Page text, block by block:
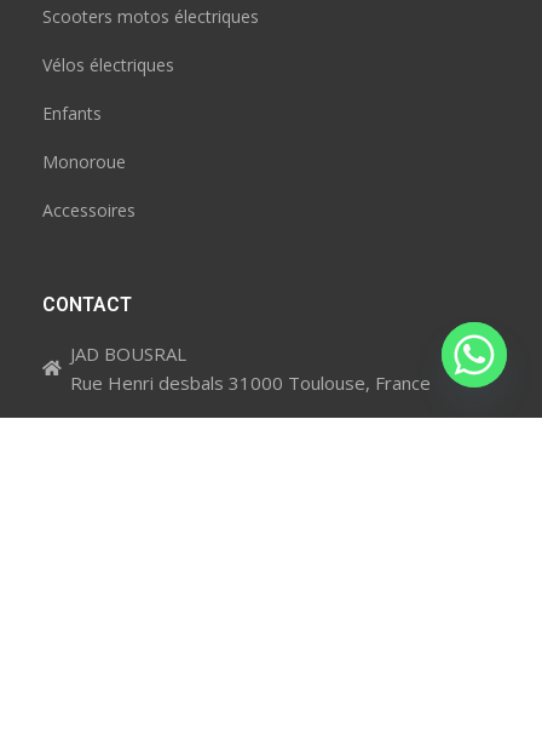
Scooters motos électriques
Vélos électriques
Enfants
Monoroue
Accessoires
CONTACT
JAD BOUSRAL
Rue Henri desbals 31000 Toulouse, France